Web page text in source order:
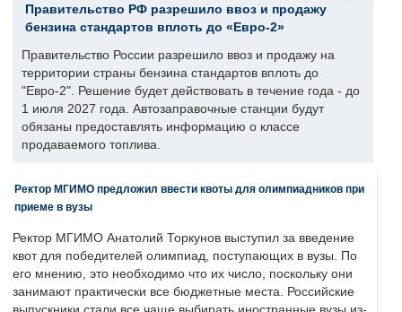
Правительство РФ разрешило ввоз и продажу
бензина стандартов вплоть до «Евро-2»
Правительство России разрешило ввоз и продажу на
территории страны бензина стандартов вплоть до
"Евро-2". Решение будет действовать в течение года - до
1 июля 2027 года. Автозаправочные станции будут
обязаны предоставлять информацию о классе
продаваемого топлива.
Ректор МГИМО предложил ввести квоты для олимпиадников при
приеме в вузы
Ректор МГИМО Анатолий Торкунов выступил за введение
квот для победителей олимпиад, поступающих в вузы. По
его мнению, это необходимо что их число, поскольку они
занимают практически все бюджетные места. Российские